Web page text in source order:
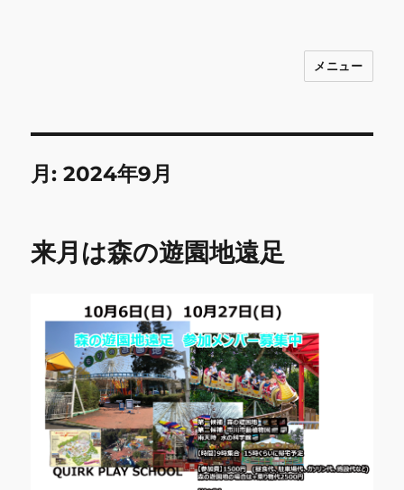
INNOCENCE ～日常に彩りを～ フ
物 etc販売 江戸川区瑞江
メニュー
月:2024年9月
来月は森の遊園地遠足